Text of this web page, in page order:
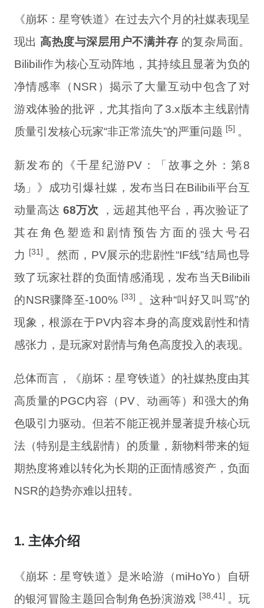
《崩坏：星穹铁道》在过去六个月的社媒表现呈
现出高热度与深层用户不满并存 的复杂局面。
Bilibili作为核心互动阵地，其持续且显著为负的
净情感率（NSR）揭示了大量互动中包含了对
游戏体验的批评，尤其指向了3.x版本主线剧情
质量引发核心玩家“非正常流失”的严重问题 [5] 。
新发布的《千星纪游PV：「故事之外：第8
场」》成功引爆社媒，发布当日在Bilibili平台互
动量高达 68万次
，远超其他平台，再次验证了
其在角色塑造和剧情预告方面的强大号召
力
[31] 。然而，PV展示的悲剧性“IF线”结局也导
致了玩家社群的负面情感涌现，发布当天Bilibili
的NSR骤降至-100% [33] 。这种“叫好又叫骂”的
现象，根源在于PV内容本身的高度戏剧性和情
感张力，是玩家对剧情与角色高度投入的表现。
总体而言，《崩坏：星穹铁道》的社媒热度由其
高质量的PGC内容（PV、动画等）和强大的角
色吸引力驱动。但若不能正视并显著提升核心玩
法（特别是主线剧情）的质量，新物料带来的短
期热度将难以转化为长期的正面情感资产，负面
NSR的趋势亦难以扭转。
1. 主体介绍
《崩坏：星穹铁道》是米哈游（miHoYo）自研
的银河冒险主题回合制角色扮演游戏 [38,41] 。玩